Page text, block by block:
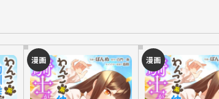
漫画 漫画